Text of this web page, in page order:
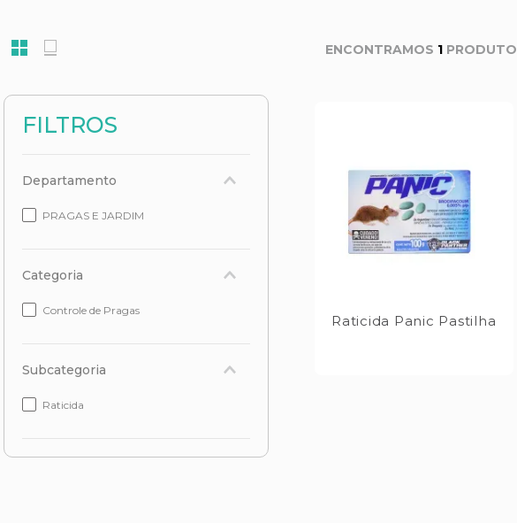
1 PRODUTO
FILTROS
Departamento
PRAGAS E JARDIM
Categoria
Controle de Pragas
Subcategoria
Raticida
Raticida Panic Pastilha